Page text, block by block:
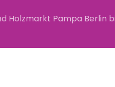
Holzmarkt Pampa